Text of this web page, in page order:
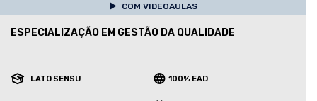
COM VIDEOAULAS
ESPECIALIZAÇÃO EM GESTÃO DA QUALIDADE
LATO SENSU 100% EAD